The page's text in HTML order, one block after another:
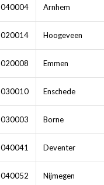
040004 Arnhem
020014 Hoogeveen
020008 Emmen
030010 Enschede
030003 Borne
040041 Deventer
040052 Nijmegen